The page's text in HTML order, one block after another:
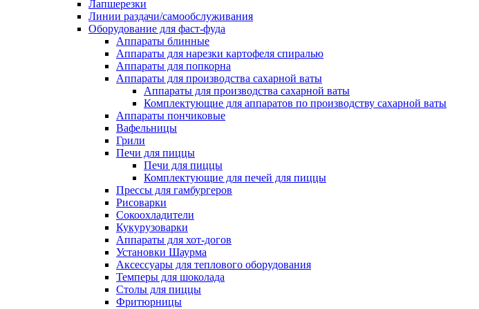
Лапшерезки
Линии раздачи/самообслуживания
Оборудование для фаст-фуда
Аппараты блинные
Аппараты для нарезки картофеля спиралью
Аппараты для попкорна
Аппараты для производства сахарной ваты
Аппараты для производства сахарной ваты
Комплектующие для аппаратов по производству сахарной ваты
Аппараты пончиковые
Вафельницы
Грили
Печи для пиццы
Печи для пиццы
Комплектующие для печей для пиццы
Прессы для гамбургеров
Рисоварки
Сокоохладители
Кукурузоварки
Аппараты для хот-догов
Установки Шаурма
Аксессуары для теплового оборудования
Темперы для шоколада
Столы для пиццы
Фритюрницы